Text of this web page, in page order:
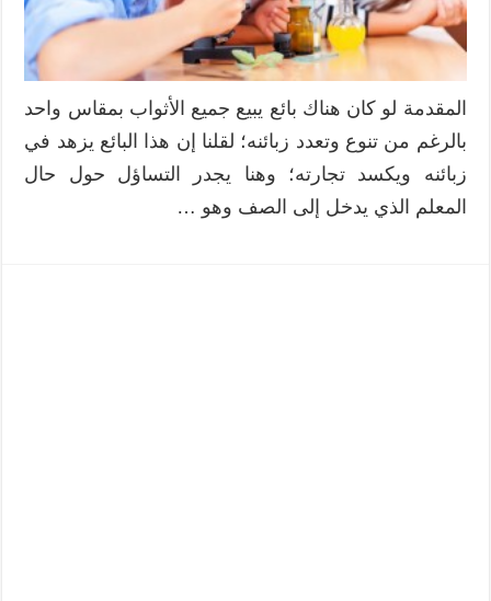
المقدمة لو كان هناك بائع يبيع جميع الأثواب بمقاس واحد
بالرغم من تنوع وتعدد زبائنه؛ لقلنا إن هذا البائع يزهد في
زبائنه ويكسد تجارته؛ وهنا يجدر التساؤل حول حال
المعلم الذي يدخل إلى الصف وهو …